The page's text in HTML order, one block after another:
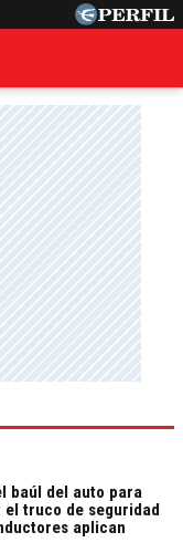
baúl del auto para
truco de seguridad
aplican